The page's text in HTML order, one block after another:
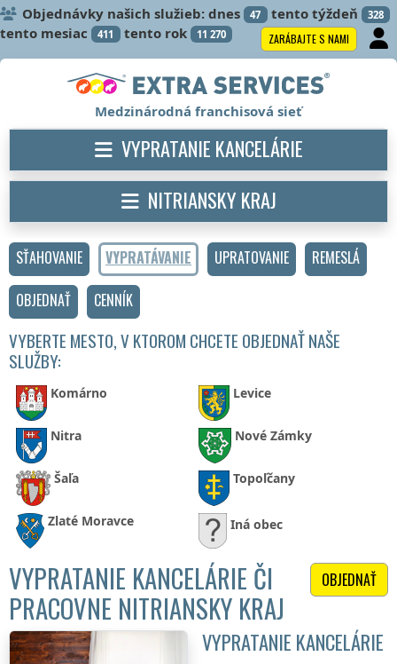
Objednávky našich služieb: dnes 47 tento týždeň 328
tento mesiac 411 tento rok 11 270 ZARÁBAJTE S NAMI
SŤAHOVANIE VYPRATÁVANIE UPRATOVANIE
REMESLÁ
OBJEDNAŤ
CENNÍK
VYBERTE MESTO, V KTOROM CHCETE OBJEDNAŤ NAŠE
SLUŽBY:
Komárno Levice
Nitra Nové Zámky
Šaľa Topoľčany
Zlaté Moravce Iná obec
OBJEDNAŤ
VYPRATANIE KANCELÁRIE ČI
PRACOVNE NITRIANSKY KRAJ
VYPRATANIE KANCELÁRIE
Medzinárodná franchisová sieť
VYPRATANIE KANCELÁRIE
NITRIANSKY KRAJ